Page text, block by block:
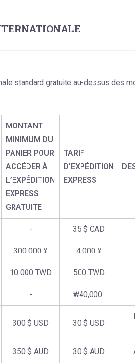
standard gratuite au-dessus des
MONTANT
MINIMUM DU
PANIER POUR
ACCÉDER À
L’EXPÉDITION
EXPRESS
GRATUITE
TARIF
D'EXPÉDITION
EXPRESS
- 35 $ CAD
300 000 ¥ 4 000 ¥
10 000 TWD 500 TWD
- ₩40,000
300 $ USD 30 $ USD
350 $ AUD 30 $ AUD